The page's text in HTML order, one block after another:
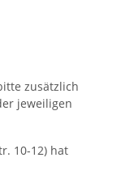
zusätzlich
jeweiligen
10-12) hat